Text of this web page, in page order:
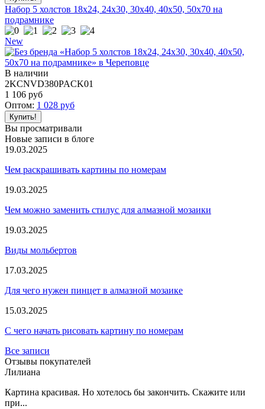
Набор 5 холстов 18x24, 24x30, 30x40, 40x50, 50x70 на
подрамнике
New
В наличии
2KCNVD380PACK01
1 106 руб
Оптом: 1 028 руб
Вы просматривали
Новые записи в блоге
19.03.2025
Чем раскрашивать картины по номерам
19.03.2025
Чем можно заменить стилус для алмазной мозаики
19.03.2025
Виды мольбертов
17.03.2025
Для чего нужен пинцет в алмазной мозаике
15.03.2025
С чего начать рисовать картину по номерам
Все записи
Отзывы покупателей
Лилиана
Картина красивая. Но хотелось бы закончить. Скажите или
при...